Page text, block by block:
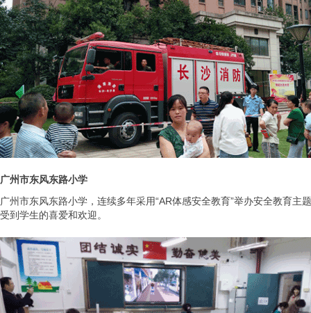
广州市东风东路小学
广州市东风东路小学，连续多年采用“AR体感安全教育”举办安全教育主
受到学生的喜爱和欢迎。